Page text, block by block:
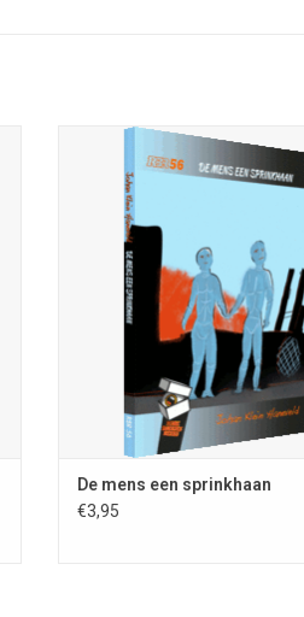
De mens een sprinkhaan; Johan
Haneveld; omslag- &
Jan van Bend; Rare Boekjes-reeks
978-90-78499-52-7; 74 blz.;
Fantastische Vertellingen; NUR
TOEVOEGEN AAN
De mens een sprinkhaan
€3,95